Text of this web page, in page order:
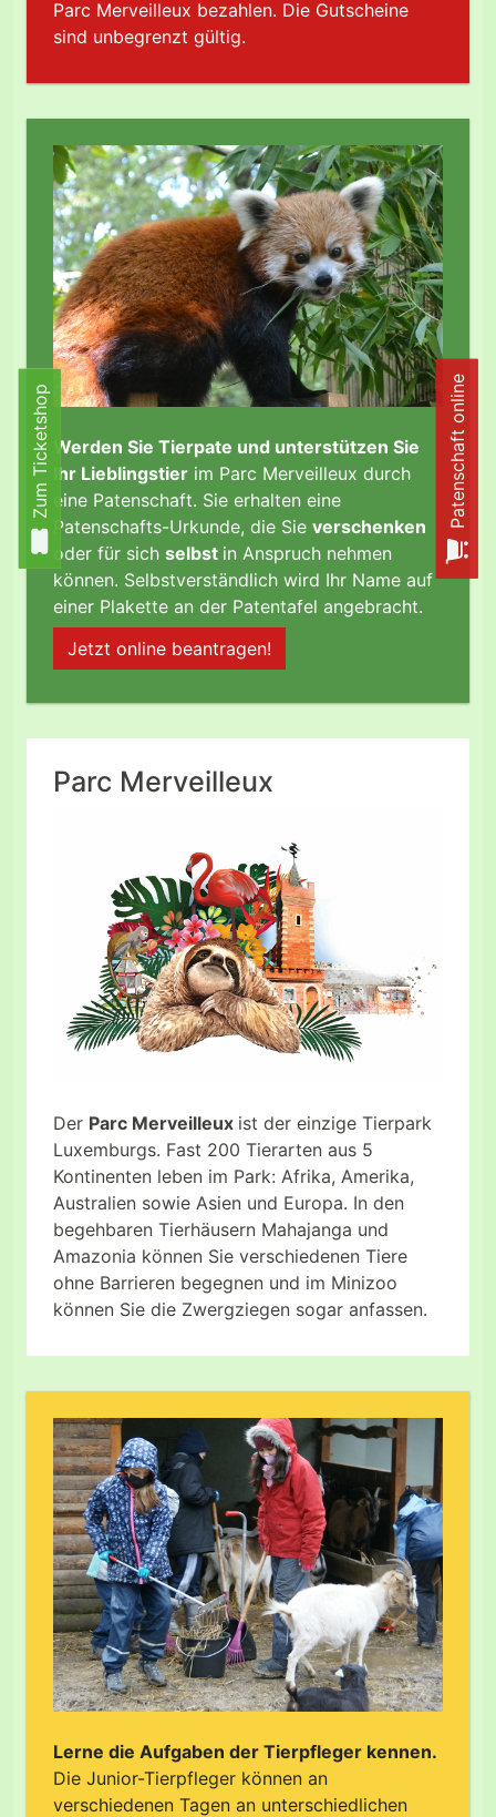
Parc Merveilleux bezahlen. Die Gutscheine
sind unbegrenzt gültig.
Werden Sie Tierpate und unterstützen Sie
Ihr Lieblingstier im Parc Merveilleux durch
eine Patenschaft. Sie erhalten eine
Patenschafts-Urkunde, die Sie verschenken
oder für sich selbst in Anspruch nehmen
können. Selbstverständlich wird Ihr Name auf
einer Plakette an der Patentafel angebracht.
Jetzt online beantragen!
Parc Merveilleux
Der Parc Merveilleux ist der einzige Tierpark
Luxemburgs. Fast 200 Tierarten aus 5
Kontinenten leben im Park: Afrika, Amerika,
Australien sowie Asien und Europa. In den
begehbaren Tierhäusern Mahajanga und
Amazonia können Sie verschiedenen Tiere
ohne Barrieren begegnen und im Minizoo
können Sie die Zwergziegen sogar anfassen.
Lerne die Aufgaben der Tierpfleger kennen.
Die Junior-Tierpfleger können an
verschiedenen Tagen an unterschiedlichen
Zum Ticketshop
Zum Ticketshop Patenschaft online